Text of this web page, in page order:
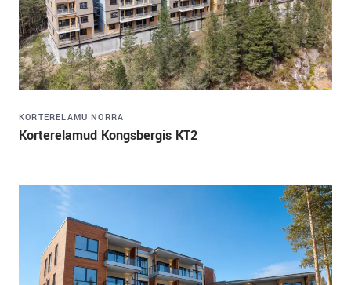
KORTERELAMU NORRA
Korterelamud Kongsbergis KT2